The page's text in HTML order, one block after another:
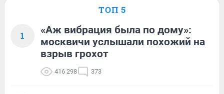
ТОП 5
1
«Аж вибрация была по дому»:
москвичи услышали похожий на
взрыв грохот
416 298 373